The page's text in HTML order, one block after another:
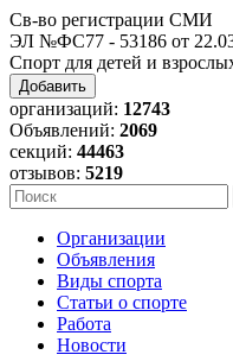
Св-во регистрации СМИ
ЭЛ №ФС77 - 53186 от
Спорт для детей и
Добавить
организаций: 12743
Объявлений: 2069
секций: 44463
отзывов: 5219
Организации
Объявления
Виды спорта
Статьи о спорте
Работа
Новости